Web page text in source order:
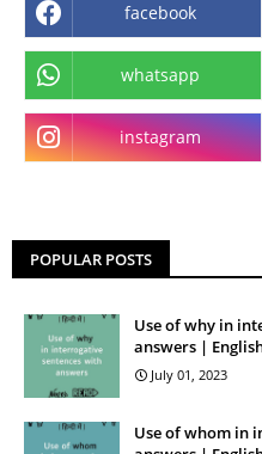
facebook
whatsapp
instagram
POPULAR POSTS
Use of why in
answers |
July 01, 2023
Use of whom in